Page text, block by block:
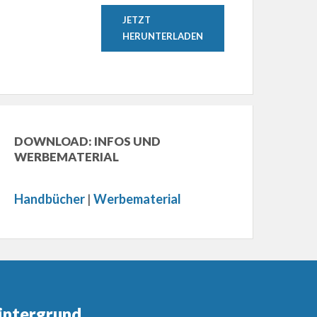
JETZT
HERUNTERLADEN
DOWNLOAD: INFOS UND
WERBEMATERIAL
Handbücher |Werbematerial